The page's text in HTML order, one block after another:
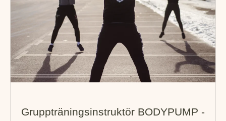
Gruppträningsinstruktör BODYPUMP -